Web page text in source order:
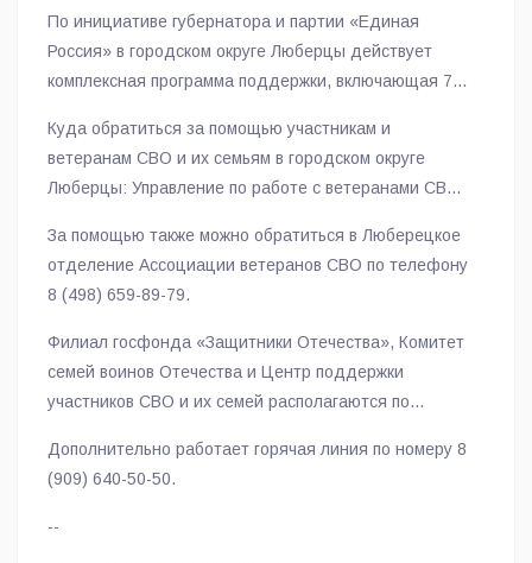
чувствительных, важных вопросов — предоставление
жилья и ремонты в квартирах, реабилитация,
помощь в быту», — подчеркнул Владимир Волков.
По инициативе губернатора и партии «Единая
Россия» в городском округе Люберцы действует
комплексная программа поддержки, включающая 77
льготы, образовательные программы, содействие в
трудоустройстве и медицинская реабилитация.
Куда обратиться за помощью участникам и
ветеранам СВО и их семьям в городском округе
Люберцы: Управление по работе с ветеранами СВО
За помощью также можно обратиться в Люберецкое
отделение Ассоциации ветеранов СВО по телефону
8 (498) 659-89-79.
Филиал госфонда «Защитники Отечества», Комитет
семей воинов Отечества и Центр поддержки
участников СВО и их семей располагаются по
3.
Дополнительно работает горячая линия по номеру 8
(909) 640-50-50.
--